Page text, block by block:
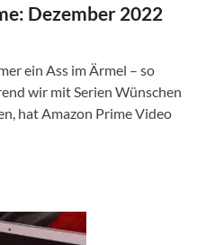
Dezember 2022
ein Ass im Ärmel – so
wir mit Serien Wünschen
hat Amazon Prime Video